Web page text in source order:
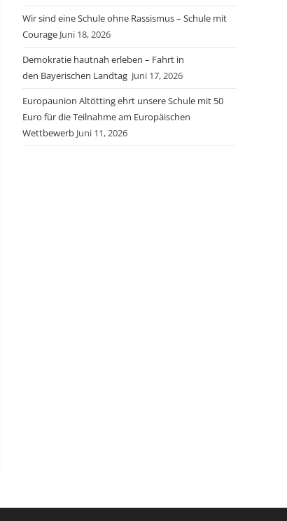
Wir sind eine Schule ohne Rassismus – Schule mit
Courage Juni 18, 2026
Demokratie hautnah erleben – Fahrt in
den Bayerischen Landtag Juni 17, 2026
Europaunion Altötting ehrt unsere Schule mit 50
Euro für die Teilnahme am Europäischen
Wettbewerb Juni 11, 2026